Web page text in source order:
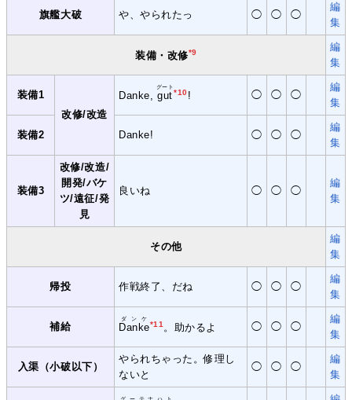
旗艦大破 や、やられたっ ◯ ◯ ◯
編
集
装備・改修*9
編
集
装備1
改修/改造
Danke, gut
グート
*10! ◯ ◯ ◯
編
集
装備2 Danke! ◯ ◯ ◯
編
集
装備3
改修/改造/
開発/バケ
ツ/遠征/発
見
良いね ◯ ◯ ◯
編
集
その他
編
集
帰投 作戦終了、だね ◯ ◯ ◯
編
集
補給 Danke
ダンケ
*11。助かるよ ◯ ◯ ◯
編
集
入渠（小破以下）
やられちゃった。修理し
ないと
◯ ◯ ◯
編
集